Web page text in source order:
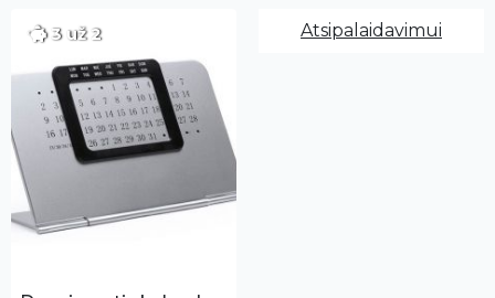
3 už 2 Atsipalaidavimui